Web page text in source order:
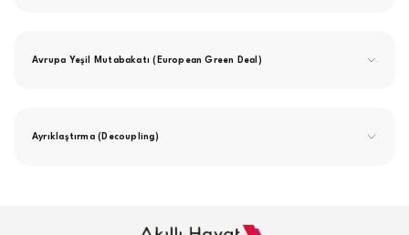
Avrupa Yeşil Mutabakatı (European Green Deal)
Ayrıklaştırma (Decoupling)